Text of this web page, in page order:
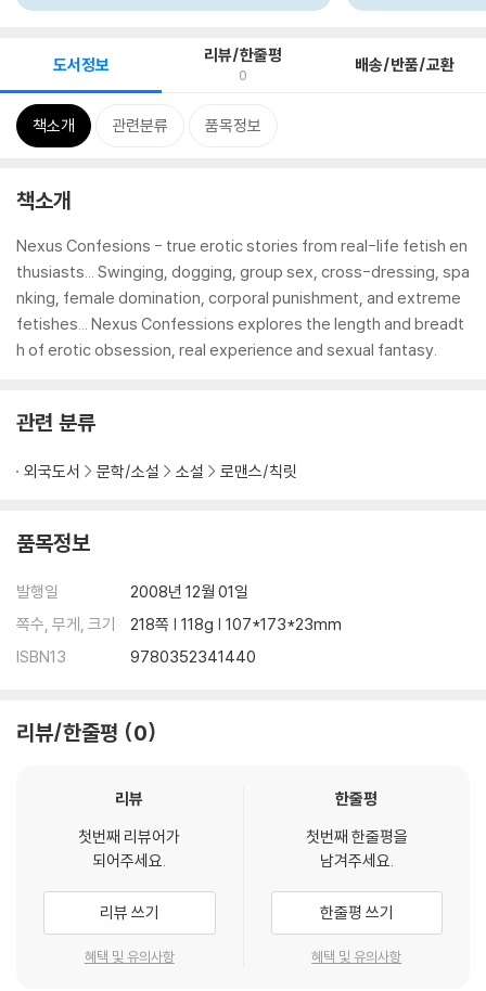
도서정보 리뷰/한줄평
0 배송/반품/교환
책소개 관련분류 품목정보
책소개
Nexus Confesions - true erotic stories from real-life fetish en
thusiasts... Swinging, dogging, group sex, cross-dressing, spa
nking, female domination, corporal punishment, and extreme
fetishes... Nexus Confessions explores the length and breadt
h of erotic obsession, real experience and sexual fantasy.
관련 분류
외국도서 문학/소설 소설 로맨스/칙릿
품목정보
발행일
2008년 12월 01일
쪽수, 무게, 크기
218쪽 | 118g | 107*173*23mm
ISBN13
9780352341440
리뷰/한줄평 0
리뷰
첫번째 리뷰어가
되어주세요.
리뷰 쓰기
혜택 및 유의사항
한줄평
첫번째 한줄평을
남겨주세요.
한줄평 쓰기
혜택 및 유의사항